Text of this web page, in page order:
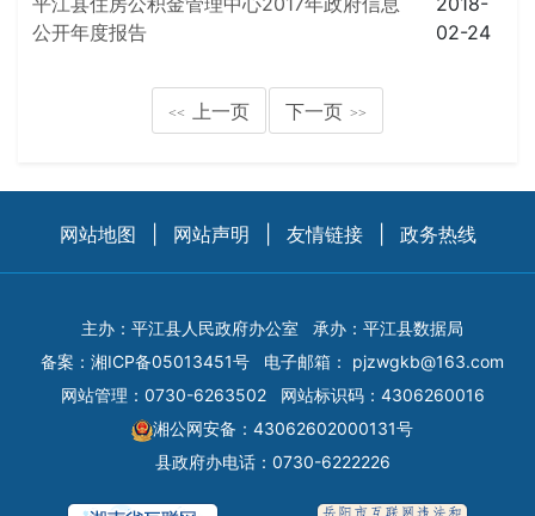
公开年度报告
02-24
<< 上一页 下一页 >>
网站地图 网站声明 友情链接 政务热线
主办：平江县人民政府办公室
承办：平江县数据局
备案： 湘ICP备05013451号 电子邮箱： pjzwgkb@163.com
网站管理：0730-6263502
网站标识码：4306260016
湘公网安备：43062602000131号
县政府办电话：0730-6222226